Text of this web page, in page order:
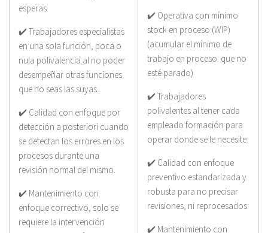
esperas.
✔️ Trabajadores especialistas
en una sola función, poca o
nula polivalencia al no poder
desempeñar otras funciones
que no seas las suyas..
✔️ Calidad con enfoque por
detección a posteriori cuando
se detectan los errores en los
procesos durante una
revisión normal del mismo.
✔️ Mantenimiento con
enfoque correctivo, solo se
requiere la intervención
✔️ Operativa con mínimo
stock en proceso (WIP)
(acumular el mínimo de
trabajo en proceso: que no
esté parado)
✔️ Trabajadores
polivalentes al tener cada
empleado formación para
operar donde se le necesite.
✔️ Calidad con enfoque
preventivo estandarizada y
robusta para no precisar
revisiones, ni reprocesados.
✔️ Mantenimiento con